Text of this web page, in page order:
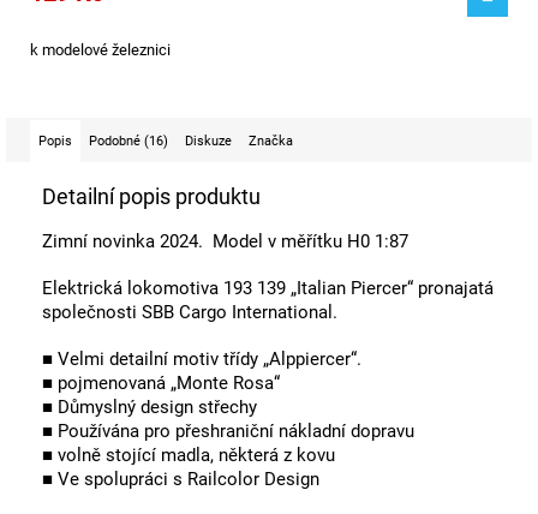
k modelové železnici
Popis Podobné (16) Diskuze Značka
Detailní popis produktu
Zimní novinka 2024. Model v měřítku H0 1:87
Elektrická lokomotiva 193 139 „Italian Piercer“ pronajatá
společnosti SBB Cargo International.
■ Velmi detailní motiv třídy „Alppiercer“.
■ pojmenovaná „Monte Rosa“
■ Důmyslný design střechy
■ Používána pro přeshraniční nákladní dopravu
■ volně stojící madla, některá z kovu
■ Ve spolupráci s Railcolor Design